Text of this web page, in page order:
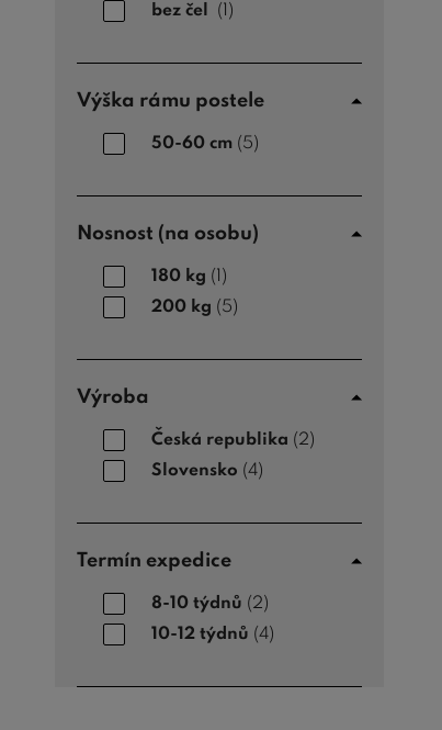
bez čel
(1)
Výška rámu postele
50-60 cm (5)
Nosnost (na osobu)
180 kg (1)
200 kg (5)
Výroba
Česká republika (2)
Slovensko (4)
Termín expedice
8-10 týdnů (2)
10-12 týdnů (4)